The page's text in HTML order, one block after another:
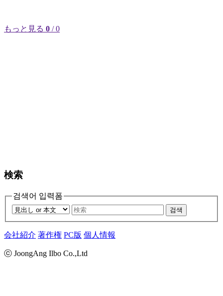
もっと見る 0 / 0
検索
검색어 입력폼
검색
会社紹介 著作権 PC版 個人情報
ⓒ JoongAng Ilbo Co.,Ltd